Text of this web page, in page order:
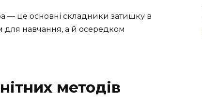
— це основні складники затишку в
навчання, а й осередком
методів